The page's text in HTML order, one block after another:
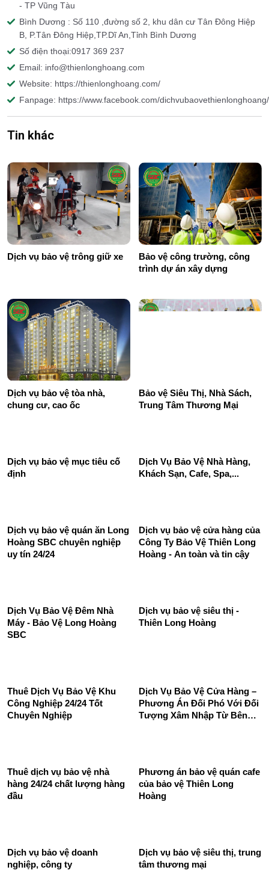
- TP Vũng Tàu
Bình Dương : Số 110 ,đường số 2, khu dân cư Tân Đông Hiệp
B, P.Tân Đông Hiệp,TP.Dĩ An,Tỉnh Bình Dương
Số điện thoại:0917 369 237
Email: info@thienlonghoang.com
Website: https://thienlonghoang.com/
Fanpage: https://www.facebook.com/dichvubaovethienlonghoang/
Tin khác
Dịch vụ bảo vệ trông giữ xe
Bảo vệ công trường, công
trình dự án xây dựng
Dịch vụ bảo vệ tòa nhà,
chung cư, cao ốc
Bảo vệ Siêu Thị, Nhà Sách,
Trung Tâm Thương Mại
Dịch vụ bảo vệ mục tiêu cố
định
Dịch Vụ Bảo Vệ Nhà Hàng,
Khách Sạn, Cafe, Spa,...
Dịch vụ bảo vệ quán ăn Long
Hoàng SBC chuyên nghiệp
uy tín 24/24
Dịch vụ bảo vệ cửa hàng của
Công Ty Bảo Vệ Thiên Long
Dịch Vụ Bảo Vệ Đêm Nhà
Máy - Bảo Vệ Long Hoàng
SBC
Dịch vụ bảo vệ siêu thị -
Thiên Long Hoàng
Thuê Dịch Vụ Bảo Vệ Khu
Công Nghiệp 24/24 Tốt
Chuyên Nghiệp
Dịch Vụ Bảo Vệ Cửa Hàng –
Phương Án Đối Phó Với Đối
Tượng Xâm Nhập Từ Bên
Thuê dịch vụ bảo vệ nhà
hàng 24/24 chất lượng hàng
Phương án bảo vệ quán cafe
của bảo vệ Thiên Long